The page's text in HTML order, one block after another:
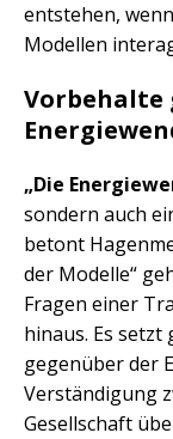
entstehen,
Modellen
Vorbehalte
„Die
sondern auch
betont
der Modelle“
Fragen einer
hinaus. Es
gegenüber der
Verständigung
Gesellschaft